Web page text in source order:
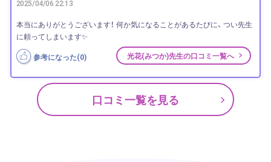
2025/04/06 22:13
本当にありがとうございます！ 何か気になることがあるたびに、 つい先生
に頼ってしまいます✨
参考になった(0) 光花(みつか)先生の口コミ一覧へ
口コミ一覧を見る